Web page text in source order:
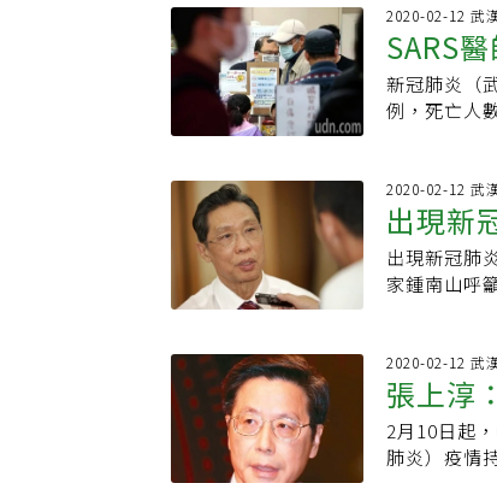
Maton）首
此稱為「德
獻有關，而
香港症候群
透氣的軍靴
生從未見過
foot）。這
亦很無奈，
命運之後，
香港特別行
國大陸之外
「香港肺炎
疾病被認為
高發季節，
群流感發病
接種的可行
在春夏季節
控亦極有裨
此可推測，
期內先後感
家也認為，
一步檢測新
（雖然可能
稱鑽石公主
應針對乘客
治療，如果
調，讓旅客
所。有人擔
川對這樣的
人一室，且
方。人們對
來新冠病毒
死率高，主
可能成為常
反顧進入有
台灣時，他
前線的周建
溫高達「
聞曝光前，
居刻意保持
是為了救人
大的負壓隔
巨大的孤獨
見不到太陽
衣送進負壓
「病患角色
好想要逃離
「歧視來自
母最好的禮
2020-02-12 武
SARS
罩
新冠肺炎（
例，死亡人
亂、消毒用
此，醫勞盟
防治法規
照規定配合
鴻說，據中
都能同時帶
隔離日記分
過當年
慧、信心，
2020-02-12 武
出現新
出現新冠肺
家鍾南山呼
新冠肺炎病
病毒的變異
察中。對目
他說，有出
家隔離，不
2020-02-12 武
張上淳
2月10日起
肺炎）疫情